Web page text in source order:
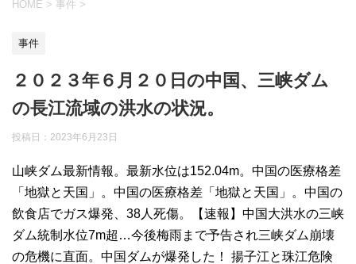
HOME > 事件 >
事件
２０２３年６月２０日の中国、三峡ダム
の長江流域の洪水の状況。
投稿日： 2023年6月23日
山峡ダム最新情報。最新水位は152.04m。中国の医療格差
「地獄と天国」。中国の医療格差「地獄と天国」。中国の
飲食店でガス爆発、38人死傷。【速報】中国大洪水の三峡
ダム統制水位7m超…今後梅雨まで予告され三峡ダム崩壊
の危機に直面。中国ダムが爆発した！ 揚子江と珠江危険